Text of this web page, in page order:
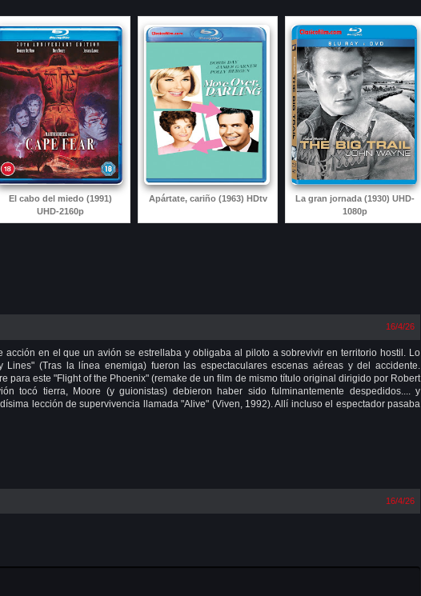
El cabo del miedo (1991)
UHD-2160p
Apártate, cariño (1963) HDtv
La gran jornada (1930) UHD-
1080p
16/4/26
en el que un avión se estrellaba y obligaba al piloto a sobrevivir en territorio hostil. Lo
Lines" (Tras la línea enemiga) fueron las espectaculares escenas aéreas y del accidente.
para este "Flight of the Phoenix" (remake de un film de mismo título original dirigido por Robert
tocó tierra, Moore (y guionistas) debieron haber sido fulminantemente despedidos.... y
lección de supervivencia llamada "Alive" (Viven, 1992). Allí incluso el espectador pasaba
16/4/26